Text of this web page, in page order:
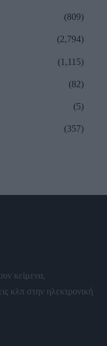
(809)
(2,794)
(1,115)
(82)
(5)
(357)
κείμενα,
κλπ στην ηλεκτρονική